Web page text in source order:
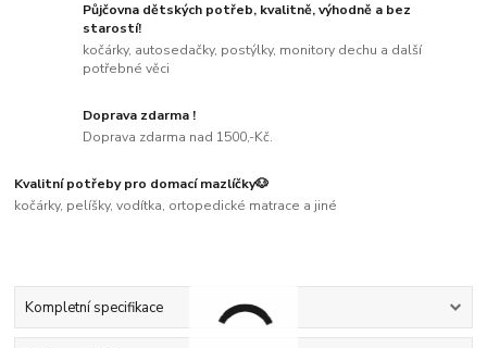
Půjčovna dětských potřeb, kvalitně, výhodně a bez
starostí!
kočárky, autosedačky, postýlky, monitory dechu a další
potřebné věci
Doprava zdarma !
Doprava zdarma nad 1500,-Kč.
Kvalitní potřeby pro domací mazlíčky🐶
kočárky, pelíšky, vodítka, ortopedické matrace a jiné
Kompletní specifikace